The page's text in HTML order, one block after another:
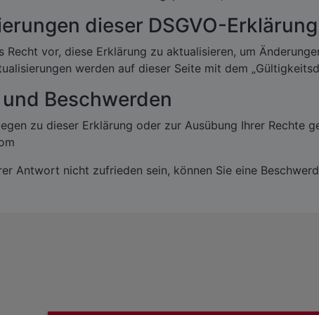
dieser DSGVO-Erklärung
Recht vor, diese Erklärung zu aktualisieren, um
werden auf dieser Seite mit dem
Beschwerden
zu dieser Erklärung oder zur Ausübung Ihrer Rechte
Antwort nicht zufrieden sein, können Sie eine